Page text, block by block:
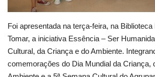
Lazer
Foi apresentada na terça-feira, na
Tomar, a iniciativa Essência – Ser
Cultural, da Criança e do Ambiente.
comemorações do Dia Mundial da Criança,